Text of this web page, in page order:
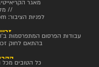
מאגר
//
לפניות הציבור:
עבודות הפרסום המתפרסמות
בהתאם לחוק
כל הטובים מכל